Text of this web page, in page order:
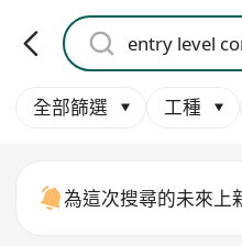
全部篩選 工種
為這次搜尋的未來上